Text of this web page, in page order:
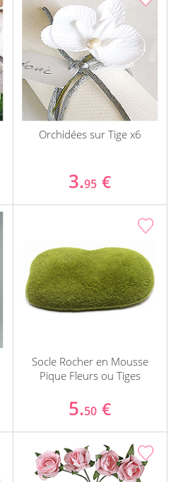
Orchidées sur Tige x6
3.95 €
Socle Rocher en Mousse
Pique Fleurs ou Tiges
5.50 €